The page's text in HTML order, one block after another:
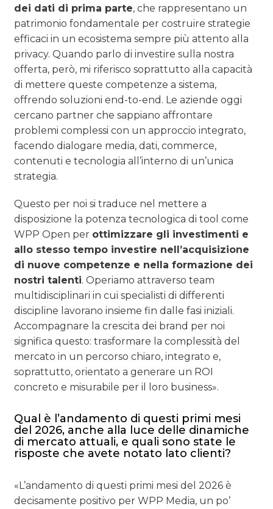
dei dati di prima parte, che rappresentano un
patrimonio fondamentale per costruire strategie
efficaci in un ecosistema sempre più attento alla
privacy. Quando parlo di investire sulla nostra
offerta, però, mi riferisco soprattutto alla capacità
di mettere queste competenze a sistema,
offrendo soluzioni end-to-end. Le aziende oggi
cercano partner che sappiano affrontare
problemi complessi con un approccio integrato,
facendo dialogare media, dati, commerce,
contenuti e tecnologia all’interno di un’unica
strategia.
Questo per noi si traduce nel mettere a
disposizione la potenza tecnologica di tool come
WPP Open per ottimizzare gli investimenti e
allo stesso tempo investire nell’acquisizione
di nuove competenze e nella formazione dei
nostri talenti. Operiamo attraverso team
multidisciplinari in cui specialisti di differenti
discipline lavorano insieme fin dalle fasi iniziali.
Accompagnare la crescita dei brand per noi
significa questo: trasformare la complessità del
mercato in un percorso chiaro, integrato e,
soprattutto, orientato a generare un ROI
concreto e misurabile per il loro business».
Qual è l’andamento di questi primi mesi
del 2026, anche alla luce delle dinamiche
di mercato attuali, e quali sono state le
risposte che avete notato lato clienti?
«L’andamento di questi primi mesi del 2026 è
decisamente positivo per WPP Media, un po’